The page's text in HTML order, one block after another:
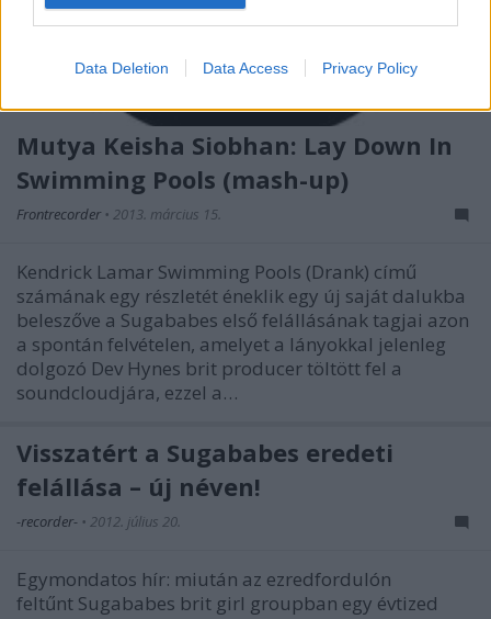
Data Deletion Data Access Privacy Policy
Mutya Keisha Siobhan: Lay Down In
Swimming Pools (mash-up)
Frontrecorder • 2013. március 15.
Kendrick Lamar Swimming Pools (Drank) című
számának egy részletét éneklik egy új saját dalukba
beleszőve a Sugababes első felállásának tagjai azon
a spontán felvételen, amelyet a lányokkal jelenleg
dolgozó Dev Hynes brit producer töltött fel a
soundcloudjára, ezzel a…
Visszatért a Sugababes eredeti
felállása – új néven!
-recorder- • 2012. július 20.
Egymondatos hír: miután az ezredfordulón
feltűnt Sugababes brit girl groupban egy évtized